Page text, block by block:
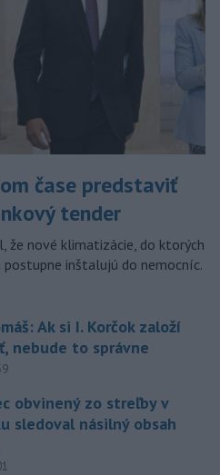
čase predstaviť
tender
nové klimatizácie, do ktorých
inštalujú do nemocníc.
Ak si I. Korčok založí
nebude to správne
obvinený zo streľby v
sledoval násilný obsah